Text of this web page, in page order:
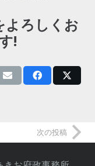
ろしくお願
!
次の投稿